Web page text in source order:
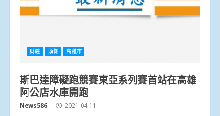
財經 頭條 高雄市
斯巴達障礙跑競賽東亞系列賽首站在高雄
阿公店水庫開跑
News586 2021-04-11